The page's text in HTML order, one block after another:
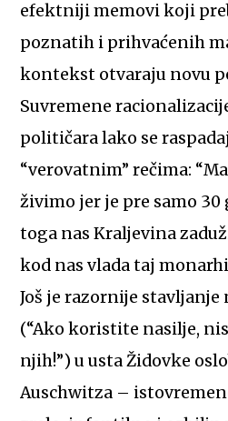
efektniji memovi koji
poznatih i prihvaćenih
kontekst otvaraju novu
Suvremene
političara lako se
“verovatnim” rečima:
živimo jer je pre samo 30
toga nas Kraljevina
kod nas vlada taj
Još je razornije
(“Ako koristite nasilje,
njih!”) u usta Židovke
Auschwitza –